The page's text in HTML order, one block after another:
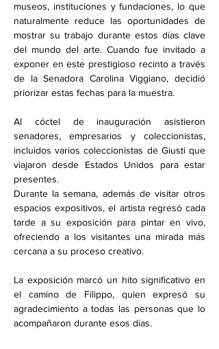
museos, instituciones y fundaciones, lo que
naturalmente reduce las oportunidades de
mostrar su trabajo durante estos días clave
del mundo del arte. Cuando fue invitado a
exponer en este prestigioso recinto a través
de la Senadora Carolina Viggiano, decidió
priorizar estas fechas para la muestra.
Al cóctel de inauguración asistieron
senadores, empresarios y coleccionistas,
incluidos varios coleccionistas de Giusti que
viajaron desde Estados Unidos para estar
presentes.
Durante la semana, además de visitar otros
espacios expositivos, el artista regresó cada
tarde a su exposición para pintar en vivo,
ofreciendo a los visitantes una mirada más
cercana a su proceso creativo.
La exposición marcó un hito significativo en
el camino de Filippo, quien expresó su
agradecimiento a todas las personas que lo
acompañaron durante esos días.